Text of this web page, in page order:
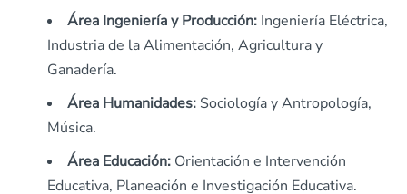
Área Ingeniería y Producción: Ingeniería Eléctrica,
Industria de la Alimentación, Agricultura y
Ganadería.
Área Humanidades: Sociología y Antropología,
Música.
Área Educación: Orientación e Intervención
Educativa, Planeación e Investigación Educativa.